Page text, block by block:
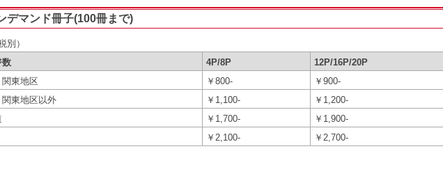
デマンド冊子(100冊まで)
別）
数
4P/8P 12P/16P/20P
関東地区
￥800- ￥900-
関東地区以外
￥1,100- ￥1,200-
￥1,700- ￥1,900-
￥2,100- ￥2,700-